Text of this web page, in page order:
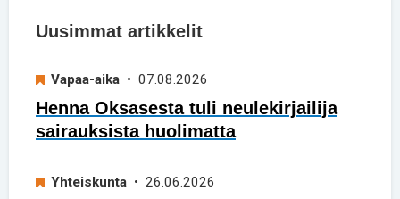
Uusimmat artikkelit
Vapaa-aika • 07.08.2026
Henna Oksasesta tuli neulekirjailija
sairauksista huolimatta
Yhteiskunta • 26.06.2026